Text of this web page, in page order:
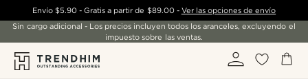
Envío $5.90- Gratis a partir de $89.00- Ver las opciones de envío
Sin cargo adicional - Los precios incluyen todos los aranceles, excluyendo el
impuesto sobre las ventas.